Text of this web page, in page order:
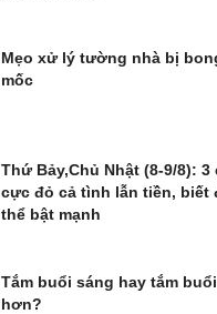
Mẹo xử lý tường nhà bị
mốc
Thứ Bảy,Chủ Nhật (8-9/8): 3
cực đỏ cả tình lẫn tiền, biết
thể bật mạnh
Tắm buổi sáng hay tắm
hơn?